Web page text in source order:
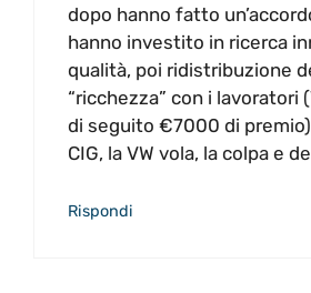
dopo hanno fatto
hanno investito in ricerca
qualità, poi ridistribuzione
“ricchezza” con i lavoratori
di seguito €7000 di
CIG, la VW vola, la colpa e
Rispondi